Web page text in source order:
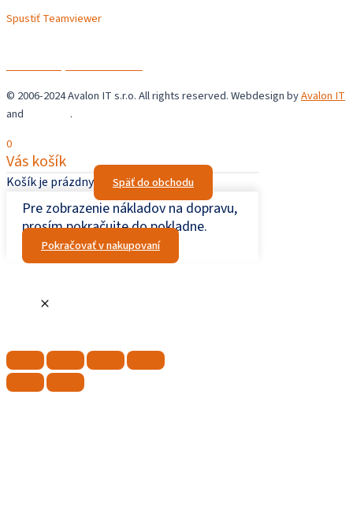
Spustiť Teamviewer
Chrastné 36,044 44 Chrastné
© 2006-2024 Avalon IT s.r.o. All rights reserved. Webdesign byAvalon IT
and
.
0
Vás košík
Košík je prázdny Späť do obchodu
Pre zobrazenie nákladov na dopravu,
prosím pokračujte do pokladne.
Pokračovať v nakupovaní